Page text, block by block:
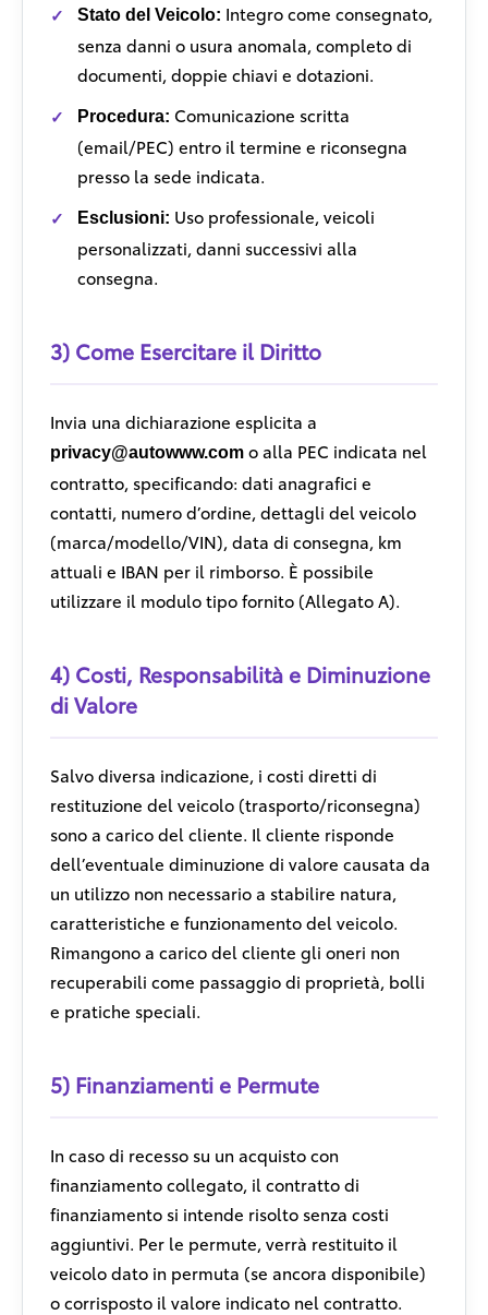
Stato del Veicolo: Integro come consegnato,
senza danni o usura anomala, completo di
documenti, doppie chiavi e dotazioni.
Procedura: Comunicazione scritta
(email/PEC) entro il termine e riconsegna
presso la sede indicata.
Esclusioni: Uso professionale, veicoli
personalizzati, danni successivi alla
consegna.
3) Come Esercitare il Diritto
Invia una dichiarazione esplicita a
privacy@autowww.com o alla PEC indicata nel
contratto, specificando: dati anagrafici e
contatti, numero d’ordine, dettagli del veicolo
(marca/modello/VIN), data di consegna, km
attuali e IBAN per il rimborso. È possibile
utilizzare il modulo tipo fornito (Allegato A).
4) Costi, Responsabilità e Diminuzione
di Valore
Salvo diversa indicazione, i costi diretti di
restituzione del veicolo (trasporto/riconsegna)
sono a carico del cliente. Il cliente risponde
dell’eventuale diminuzione di valore causata da
un utilizzo non necessario a stabilire natura,
caratteristiche e funzionamento del veicolo.
Rimangono a carico del cliente gli oneri non
recuperabili come passaggio di proprietà, bolli
e pratiche speciali.
5) Finanziamenti e Permute
In caso di recesso su un acquisto con
finanziamento collegato, il contratto di
finanziamento si intende risolto senza costi
aggiuntivi. Per le permute, verrà restituito il
veicolo dato in permuta (se ancora disponibile)
o corrisposto il valore indicato nel contratto.